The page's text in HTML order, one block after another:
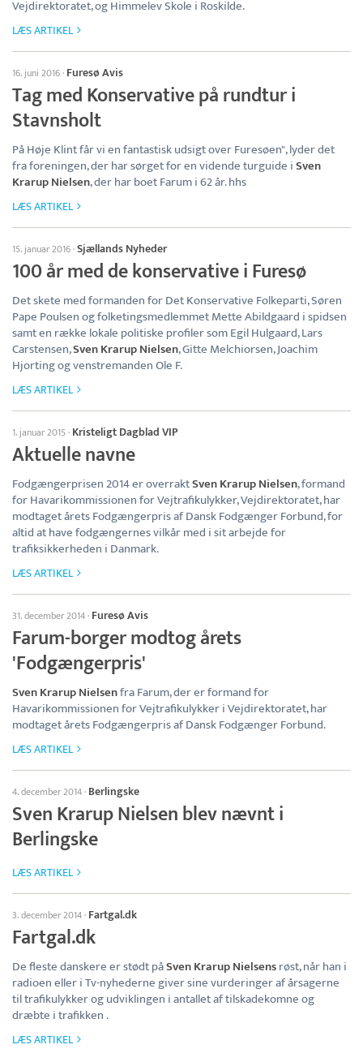
Vejdirektoratet, og Himmelev Skole i Roskilde.
LÆS ARTIKEL
16. juni 2016· Furesø Avis
Tag med Konservative på rundtur i
Stavnsholt
På Høje Klint får vi en fantastisk udsigt over Furesøen", lyder det
fra foreningen, der har sørget for en vidende turguide iSven
Krarup Nielsen, der har boet Farum i 62 år. hhs
LÆS ARTIKEL
15. januar 2016·Sjællands Nyheder
100 år med de konservative i Furesø
Det skete med formanden for Det Konservative Folkeparti, Søren
Pape Poulsen og folketingsmedlemmet Mette Abildgaard i spidsen
samt en række lokale politiske profiler som Egil Hulgaard, Lars
Carstensen,Sven Krarup Nielsen, Gitte Melchiorsen, Joachim
Hjorting og venstremanden Ole F.
LÆS ARTIKEL
1. januar 2015· Kristeligt Dagblad VIP
Aktuelle navne
Fodgængerprisen 2014 er overraktSven Krarup Nielsen, formand
for Havarikommissionen for Vejtrafikulykker, Vejdirektoratet, har
modtaget årets Fodgængerpris af Dansk Fodgænger Forbund, for
altid at have fodgængernes vilkår med i sit arbejde for
trafiksikkerheden i Danmark.
LÆS ARTIKEL
31. december 2014· Furesø Avis
Farum-borger modtog årets
'Fodgængerpris'
Sven Krarup Nielsenfra Farum, der er formand for
Havarikommissionen for Vejtrafikulykker i Vejdirektoratet, har
modtaget årets Fodgængerpris af Dansk Fodgænger Forbund.
LÆS ARTIKEL
4. december 2014· Berlingske
Sven Krarup Nielsen blev nævnt i
Berlingske
LÆS ARTIKEL
3. december 2014· Fartgal.dk
Fartgal.dk
De fleste danskere er stødt påSven Krarup Nielsensrøst, når han i
radioen eller i Tv-nyhederne giver sine vurderinger af årsagerne
til trafikulykker og udviklingen i antallet af tilskadekomne og
dræbte i trafikken .
LÆS ARTIKEL